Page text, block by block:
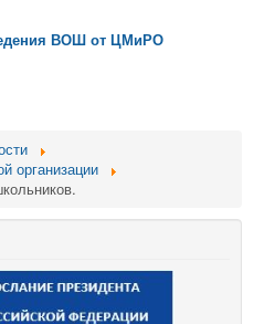
ВОШ от ЦМиРО
организации